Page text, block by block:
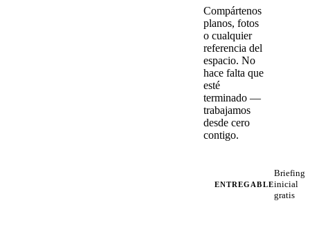
Compártenos
planos, fotos
o cualquier
referencia del
espacio. No
hace falta que
esté
terminado —
trabajamos
desde cero
contigo.
ENTREGABLE
Briefing
inicial
gratis